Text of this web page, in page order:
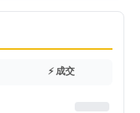
⚡ 成交